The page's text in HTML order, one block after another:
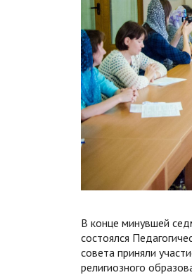
В конце минувшей
состоялся
совета приняли
религиозного